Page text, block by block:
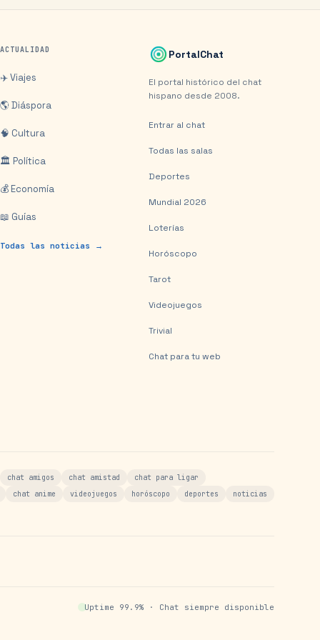
ACTUALIDAD
✈️ Viajes
🌎 Diáspora
🧠 Cultura
🏛️ Política
💰 Economía
📖 Guías
Todas las noticias →
PortalChat
El portal histórico del chat
hispano desde 2008.
Entrar al chat
Todas las salas
Deportes
Mundial 2026
Loterías
Horóscopo
Tarot
Videojuegos
Trivial
Chat para tu web
chat amigos chat amistad
chat para ligar
chat anime videojuegos horóscopo deportes
noticias
Uptime 99.9% · Chat siempre disponible